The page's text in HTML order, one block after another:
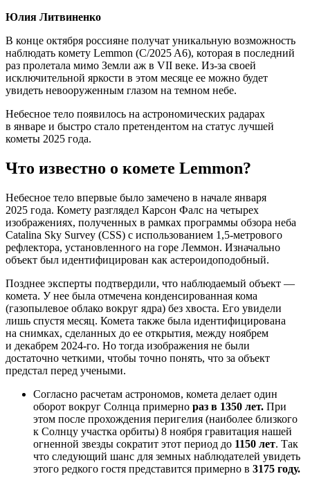
Юлия Литвиненко
В конце октября россияне получат уникальную возможность
наблюдать комету Lemmon (C/2025 A6), которая в последний
раз пролетала мимо Земли аж в VII веке. Из-за своей
исключительной яркости в этом месяце ее можно будет
увидеть невооруженным глазом на темном небе.
Небесное тело появилось на астрономических радарах
в январе и быстро стало претендентом на статус лучшей
кометы 2025 года.
Что известно о комете Lemmon?
Небесное тело впервые было замечено в начале января
2025 года. Комету разглядел Карсон Фалс на четырех
изображениях, полученных в рамках программы обзора неба
Catalina Sky Survey (CSS) с использованием 1,5-метрового
рефлектора, установленного на горе Леммон. Изначально
объект был идентифицирован как астероидоподобный.
Позднее эксперты подтвердили, что наблюдаемый объект —
комета. У нее была отмечена конденсированная кома
(газопылевое облако вокруг ядра) без хвоста. Его увидели
лишь спустя месяц. Комета также была идентифицирована
на снимках, сделанных до ее открытия, между ноябрем
и декабрем 2024-го. Но тогда изображения не были
достаточно четкими, чтобы точно понять, что за объект
предстал перед учеными.
Согласно расчетам астрономов, комета делает один
оборот вокруг Солнца примерно раз в 1350 лет. При
этом после прохождения перигелия (наиболее близкого
к Солнцу участка орбиты) 8 ноября гравитация нашей
огненной звезды сократит этот период до 1150 лет. Так
что следующий шанс для земных наблюдателей увидеть
этого редкого гостя представится примерно в 3175 году.